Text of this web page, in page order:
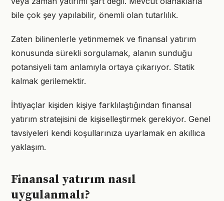
bile çok şey yapılabilir, önemli olan tutarlılık.
Zaten bilinenlerle yetinmemek ve finansal yatırım
konusunda sürekli sorgulamak, alanın sunduğu
potansiyeli tam anlamıyla ortaya çıkarıyor. Statik
kalmak gerilemektir.
İhtiyaçlar kişiden kişiye farklılaştığından finansal
yatırım stratejisini de kişiselleştirmek gerekiyor. Genel
tavsiyeleri kendi koşullarınıza uyarlamak en akıllıca
yaklaşım.
Finansal yatırım nasıl
uygulanmalı?